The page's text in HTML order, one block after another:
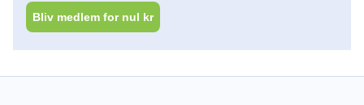
Bliv medlem for nul kr